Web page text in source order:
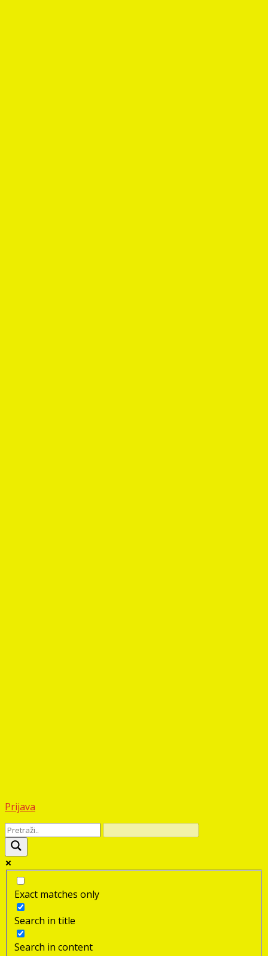
Prijava
Exact matches only
Search in title
Search in content